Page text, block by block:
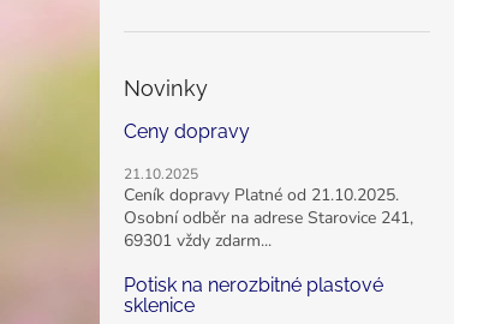
Novinky
Ceny dopravy
21.10.2025
Ceník dopravy Platné od 21.10.2025.
Osobní odběr na adrese Starovice 241,
69301 vždy zdarm...
Potisk na nerozbitné plastové
sklenice